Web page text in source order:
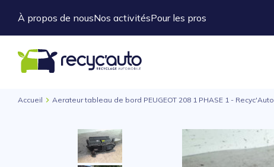
À propos de nousNos activitésPour les pros
Accueil Aerateur tableau de bord PEUGEOT 208 1 PHASE 1 - Recyc'Auto